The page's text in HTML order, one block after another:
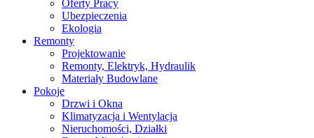
Oferty Pracy
Ubezpieczenia
Ekologia
Remonty
Projektowanie
Remonty, Elektryk, Hydraulik
Materiały Budowlane
Pokoje
Drzwi i Okna
Klimatyzacja i Wentylacja
Nieruchomości, Działki